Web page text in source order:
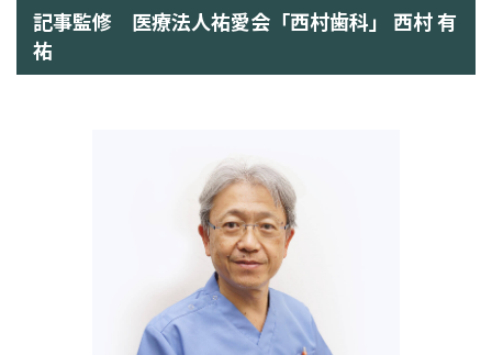
記事監修 医療法人祐愛会「西村歯科」 西村 有
祐